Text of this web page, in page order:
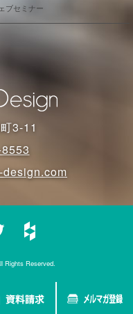
3-11
Rights Reserved.